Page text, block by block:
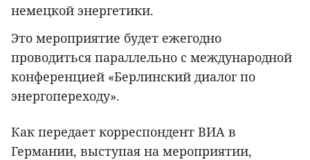
немецкой энергетики.
Это мероприятие будет ежегодно
проводиться параллельно с международной
конференцией «Берлинский диалог по
энергопереходу».
Как передает корреспондент ВИА в
Германии, выступая на мероприятии,